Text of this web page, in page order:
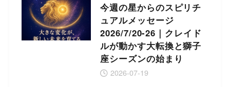
今週の星からのスピリチ
ュアルメッセージ
2026/7/20-26｜クレイド
ルが動かす大転換と獅子
座シーズンの始まり
2026-07-19